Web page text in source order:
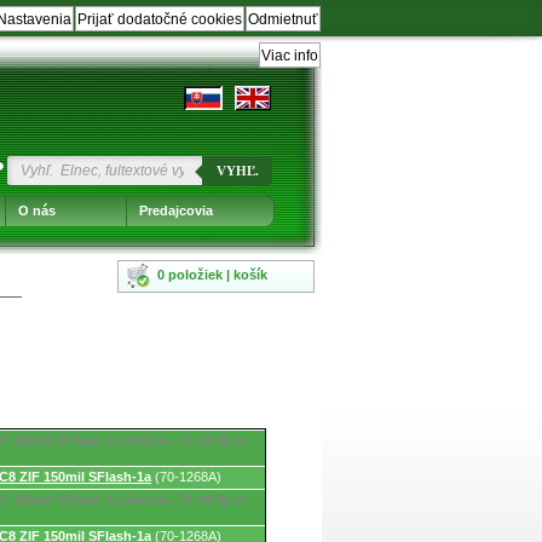
Odmietnuť
Prijať dodatočné cookies
Nastavenia
Viac info
VYHĽ.
O nás Predajcovia
0 položiek | košík
150mil SFlash-1a (ord.no. 71-4176) or
ZIF 150mil SFlash-1a (70-1268A)
150mil SFlash-1a (ord.no. 71-4176) or
ZIF 150mil SFlash-1a (70-1268A)